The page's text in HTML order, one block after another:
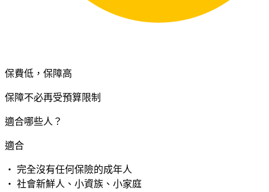
保費低，保障高
保障不必再受預算限制
適合哪些人？
適合
・ 完全沒有任何保險的成年人
・ 社會新鮮人、小資族、小家庭